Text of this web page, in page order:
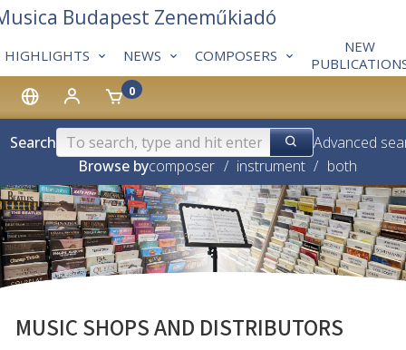
0
HIGHLIGHTS NEWS COMPOSERS
NEW
Budapest Zeneműkiadó
Search
Advanced
Browse bycomposer / instrument / both
MUSIC SHOPS AND DISTRIBUTORS